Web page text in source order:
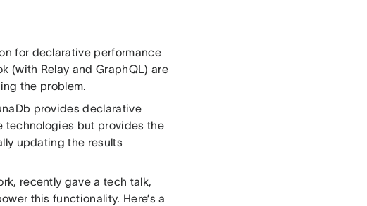
for declarative performance
(with Relay and GraphQL) are
the problem.
provides declarative
technologies but provides the
updating the results
recently gave a tech talk,
this functionality. Here’s a